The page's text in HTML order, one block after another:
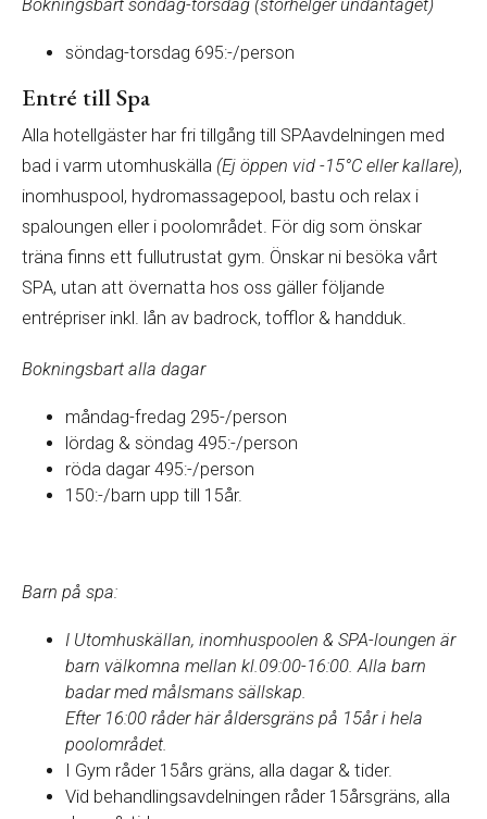
Bokningsbart söndag-torsdag (storhelger undantaget)
söndag-torsdag 695:-/person
Entré till Spa
Alla hotellgäster har fri tillgång till SPAavdelningen med
bad i varm utomhuskälla (Ej öppen vid -15°C eller kallare),
inomhuspool, hydromassagepool, bastu och relax i
spaloungen eller i poolområdet. För dig som önskar
träna finns ett fullutrustat gym. Önskar ni besöka vårt
SPA, utan att övernatta hos oss gäller följande
entrépriser inkl. lån av badrock, tofflor & handduk.
Bokningsbart alla dagar
måndag-fredag 295-/person
lördag & söndag 495:-/person
röda dagar 495:-/person
150:-/barn upp till 15år.
Barn på spa:
I Utomhuskällan, inomhuspoolen & SPA-loungen är
barn välkomna mellan kl.09:00-16:00. Alla barn
badar med målsmans sällskap.
Efter 16:00 råder här åldersgräns på 15år i hela
poolområdet.
I Gym råder 15års gräns, alla dagar & tider.
Vid behandlingsavdelningen råder 15årsgräns, alla